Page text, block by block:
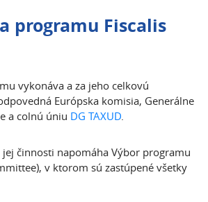
programu Fiscalis
vykonáva a za jeho celkovú
Európska komisia, Generálne
a colnú úniu DG TAXUD.
činnosti napomáha Výbor programu
v ktorom sú zastúpené všetky